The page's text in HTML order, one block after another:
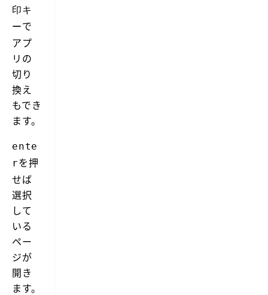
印キ
ーで
アプ
リの
切り
換え
もでき
ます。
ente
rを押
せば
選択
して
いる
ペー
ジが
開き
ます。